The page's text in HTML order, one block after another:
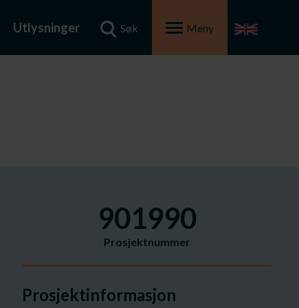
Utlysninger Søk Meny
901990
Prosjektnummer
Prosjektinformasjon